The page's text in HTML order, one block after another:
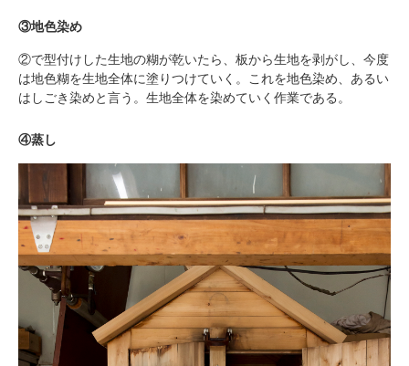
③地色染め
②で型付けした生地の糊が乾いたら、板から生地を剥がし、今度
は地色糊を生地全体に塗りつけていく。これを地色染め、あるい
はしごき染めと言う。生地全体を染めていく作業である。
④蒸し